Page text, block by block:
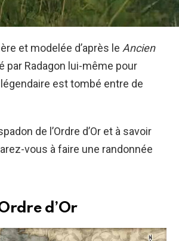
et modelée d’après le Ancien
par Radagon lui-même pour
légendaire est tombé entre de
de l’Ordre d’Or et à savoir
vous à faire une randonnée
d’Or